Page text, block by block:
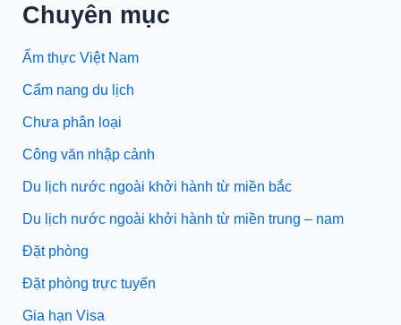
Chuyên mục
Ẩm thực Việt Nam
Cẩm nang du lịch
Chưa phân loại
Công văn nhập cảnh
Du lịch nước ngoài khởi hành từ miền bắc
Du lịch nước ngoài khởi hành từ miền trung – nam
Đặt phòng
Đặt phòng trực tuyến
Gia hạn Visa